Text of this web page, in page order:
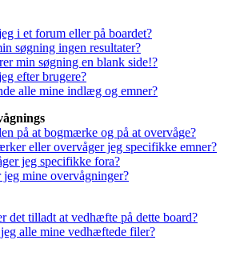
i et forum eller på boardet?
søgning ingen resultater?
min søgning en blank side!?
efter brugere?
alle mine indlæg og emner?
på at bogmærke og på at overvåge?
eller overvåger jeg specifikke emner?
jeg specifikke fora?
mine overvågninger?
det tilladt at vedhæfte på dette board?
alle mine vedhæftede filer?